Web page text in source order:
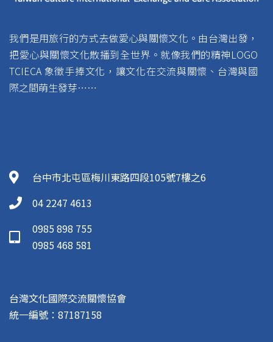
我們是用旅行的方式去做愛心與關懷文化。由台灣出發，
把愛心與關懷文化散播到全世界。就像我們的精神LOGO
TCIECA 象徵手捧文化，讓文化在交流與關懷、台灣與國
際之間萌生發芽……
台中市北屯區梅川東路四段105號7樓之6
04 2247 4613
0985 898 755
0985 468 581
台灣文化國際交流關懷協會
統一編號：87187158